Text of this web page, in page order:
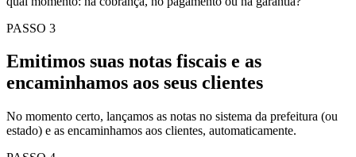
PASSO 3
Emitimos suas notas fiscais e as
encaminhamos aos seus clientes
No momento certo, lançamos as notas no sistema da prefeitura (ou
estado) e as encaminhamos aos clientes, automaticamente.